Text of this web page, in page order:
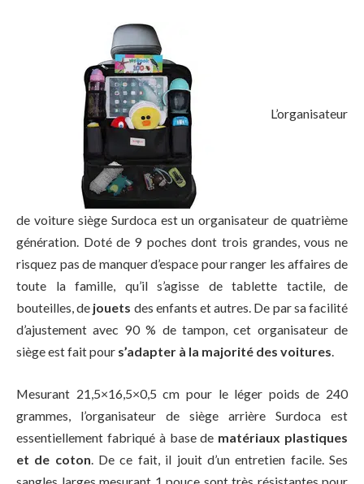
L’organisateur
de voiture siège Surdoca est un organisateur de quatrième
génération. Doté de 9 poches dont trois grandes, vous ne
risquez pas de manquer d’espace pour ranger les affaires de
toute la famille, qu’il s’agisse de tablette tactile, de
bouteilles, de jouets des enfants et autres. De par sa facilité
d’ajustement avec 90 % de tampon, cet organisateur de
siège est fait pour s’adapter à la majorité des voitures.
Mesurant 21,5×16,5×0,5 cm pour le léger poids de 240
grammes, l’organisateur de siège arrière Surdoca est
essentiellement fabriqué à base de matériaux plastiques
et de coton . De ce fait, il jouit d’un entretien facile. Ses
sangles larges mesurant 1 pouce sont très résistantes pour